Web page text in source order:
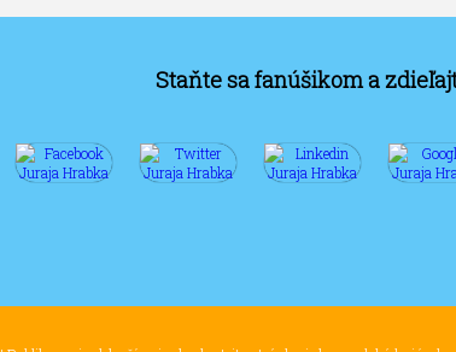
Staňte sa fanúšikom a